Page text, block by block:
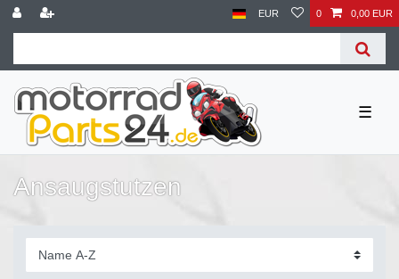
EUR 0 0,00 EUR
☰
Ansaugstutzen